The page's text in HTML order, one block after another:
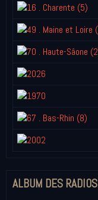
ALBUM DES RADIOS